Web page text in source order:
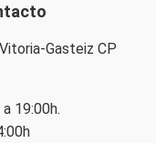
Gasteiz CP
19:00h.